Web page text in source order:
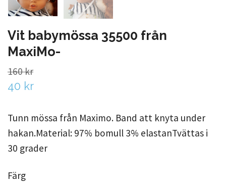
Vit babymössa 35500 från
MaxiMo-
160 kr
40 kr
Tunn mössa från Maximo. Band att knyta under
hakan.Material: 97% bomull 3% elastanTvättas i
30 grader
Färg